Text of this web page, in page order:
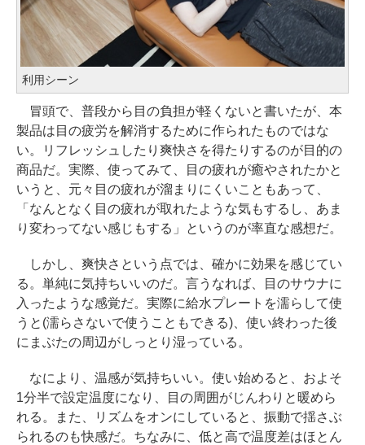
利用シーン
冒頭で、普段から目の負担が軽くないと書いたが、本
製品は目の疲労を解消するために作られたものではな
い。リフレッシュしたり爽快さを得たりするのが目的の
商品だ。実際、使ってみて、目の疲れが癒やされたかと
いうと、元々目の疲れが溜まりにくいこともあって、
「なんとなく目の疲れが取れたような気もするし、あま
り変わってない感じもする」というのが率直な感想だ。
しかし、爽快さという点では、確かに効果を感じてい
る。単純に気持ちいいのだ。言うなれば、目のサウナに
入ったような感覚だ。実際に給水プレートを濡らして使
うと(濡らさないで使うこともできる)、使い終わった後
にまぶたの周辺がしっとり湿っている。
なにより、温感が気持ちいい。使い始めると、およそ
1分半で設定温度になり、目の周囲がじんわりと暖めら
れる。また、リズムをオンにしていると、振動で揺さぶ
られるのも快感だ。ちなみに、低と高で温度差はほとん